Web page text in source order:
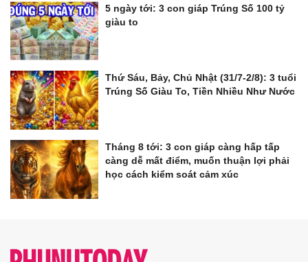
5 ngày tới: 3 con giáp Trúng Số 100 tỷ
giàu to
Thứ Sáu, Bảy, Chủ Nhật (31/7-2/8): 3 tuổi
Trúng Số Giàu To, Tiền Nhiều Như Nước
Tháng 8 tới: 3 con giáp càng hấp tấp
càng dễ mất điểm, muốn thuận lợi phải
học cách kiểm soát cảm xúc